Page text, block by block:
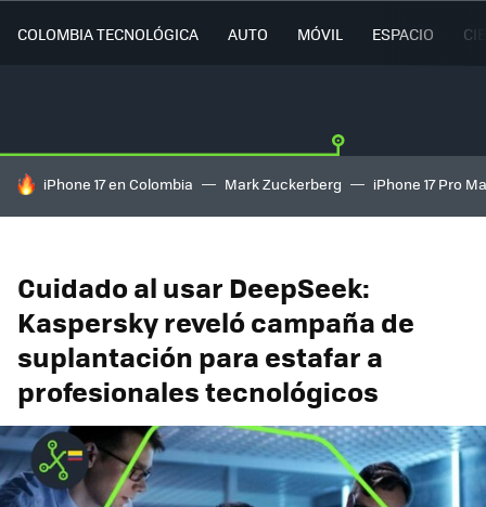
COLOMBIA TECNOLÓGICA AUTO MÓVIL ESPACIO
HOY SE HABLA DE
iPhone 17 en Colombia Mark Zuckerberg iPhone 17 Pro
Cuidado al usar DeepSeek:
Kaspersky reveló campaña de
suplantación para estafar a
profesionales tecnológicos